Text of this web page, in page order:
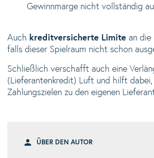
Gewinnmarge nicht vollständig
Auch kreditversicherte Limite an die
falls dieser Spielraum nicht schon
Schließlich verschafft auch eine
(Lieferantenkredit) Luft und hilft dabei,
Zahlungszielen zu den eigenen
ÜBER DEN AUTOR